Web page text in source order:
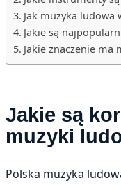
Jak muzyka ludowa
Jakie są
Jakie znaczenie
Jakie są
muzyki
Polska muzyka